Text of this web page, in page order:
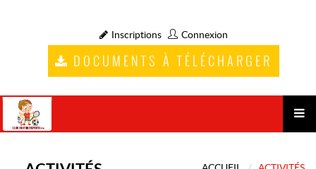
Inscriptions Connexion
DOCUMENTS À TÉLÉCHARGER